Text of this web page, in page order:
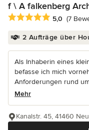
f \ A falkenberg
Durchschnittliche
5,0 (7
2 Aufträge über
Als Inhaberin eines
befasse ich mich
Anforderungen rund
Mehr
Kanalstr. 45, 41460